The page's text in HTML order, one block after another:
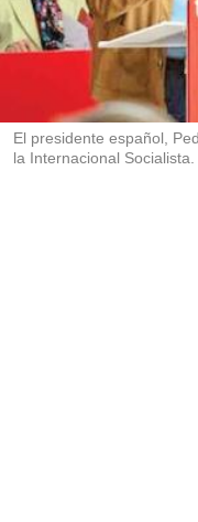
p
a
r
r
El presidente español,
la Internacional